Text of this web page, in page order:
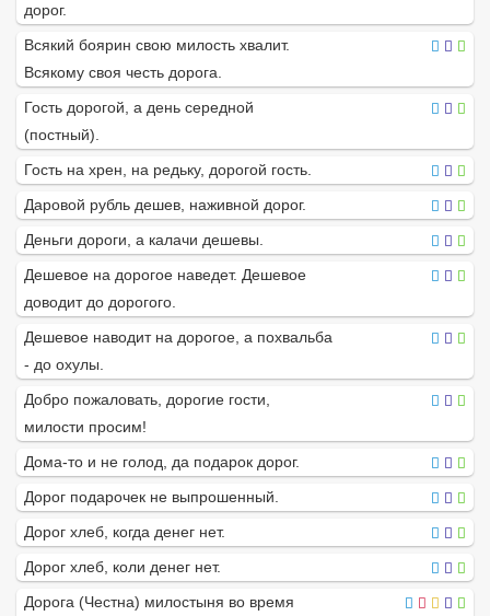
дорог.
Всякий боярин свою милость хвалит.
Всякому своя честь дорога.
Гость дорогой, а день середной
(постный).
Гость на хрен, на редьку, дорогой гость.
Даровой рубль дешев, наживной дорог.
Деньги дороги, а калачи дешевы.
Дешевое на дорогое наведет. Дешевое
доводит до дорогого.
Дешевое наводит на дорогое, а похвальба
- до охулы.
Добро пожаловать, дорогие гости,
милости просим!
Дома-то и не голод, да подарок дорог.
Дорог подарочек не выпрошенный.
Дорог хлеб, когда денег нет.
Дорог хлеб, коли денег нет.
Дорога (Честна) милостыня во время